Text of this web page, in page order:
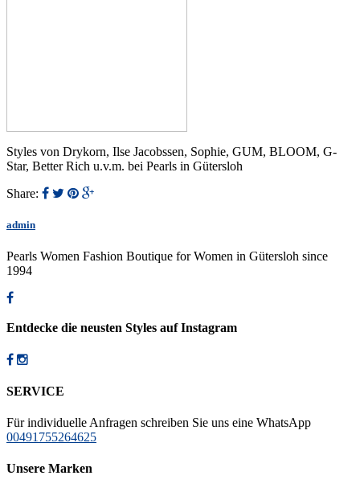
Styles von Drykorn, Ilse Jacobssen, Sophie, GUM, BLOOM, G-
Star, Better Rich u.v.m. bei Pearls in Gütersloh
Share:
admin
Pearls Women Fashion Boutique for Women in Gütersloh since
1994
Entdecke die neusten Styles auf Instagram
SERVICE
Für individuelle Anfragen schreiben Sie uns eine WhatsApp
00491755264625
Unsere Marken